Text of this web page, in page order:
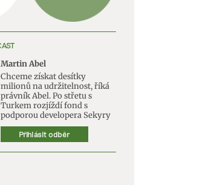
Martin Abel
Chceme získat desítky
milionů na udržitelnost, říká
právník Abel. Po střetu s
Turkem rozjíždí fond s
podporou developera Sekyry
Přihlásit odběr